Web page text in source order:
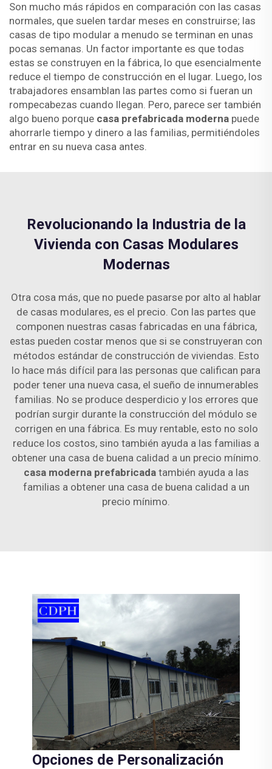
Son mucho más rápidos en comparación con las casas
normales, que suelen tardar meses en construirse; las
casas de tipo modular a menudo se terminan en unas
pocas semanas. Un factor importante es que todas
estas se construyen en la fábrica, lo que esencialmente
reduce el tiempo de construcción en el lugar. Luego, los
trabajadores ensamblan las partes como si fueran un
rompecabezas cuando llegan. Pero, parece ser también
algo bueno porque casa prefabricada moderna puede
ahorrarle tiempo y dinero a las familias, permitiéndoles
entrar en su nueva casa antes.
Revolucionando la Industria de la
Vivienda con Casas Modulares
Modernas
Otra cosa más, que no puede pasarse por alto al hablar
de casas modulares, es el precio. Con las partes que
componen nuestras casas fabricadas en una fábrica,
estas pueden costar menos que si se construyeran con
métodos estándar de construcción de viviendas. Esto
lo hace más difícil para las personas que califican para
poder tener una nueva casa, el sueño de innumerables
familias. No se produce desperdicio y los errores que
podrían surgir durante la construcción del módulo se
corrigen en una fábrica. Es muy rentable, esto no solo
reduce los costos, sino también ayuda a las familias a
obtener una casa de buena calidad a un precio mínimo.
casa moderna prefabricada también ayuda a las
familias a obtener una casa de buena calidad a un
precio mínimo.
Opciones de Personalización